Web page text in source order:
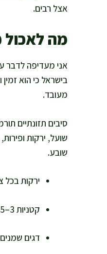
אצל רבים.
מה לאכול
אני מעדיפה לדבר
בישראל כי הוא
מעובד.
סיבים תזונתיים
שועל, ירקות
שובע.
ירקות בכל
קטניות 3–5 פעמים בשבוע, כמו עדשים, חומוס, שעועית ואפונה
דגים שמנים 1–2 פעמים בשבוע, במקום בשר מעובד